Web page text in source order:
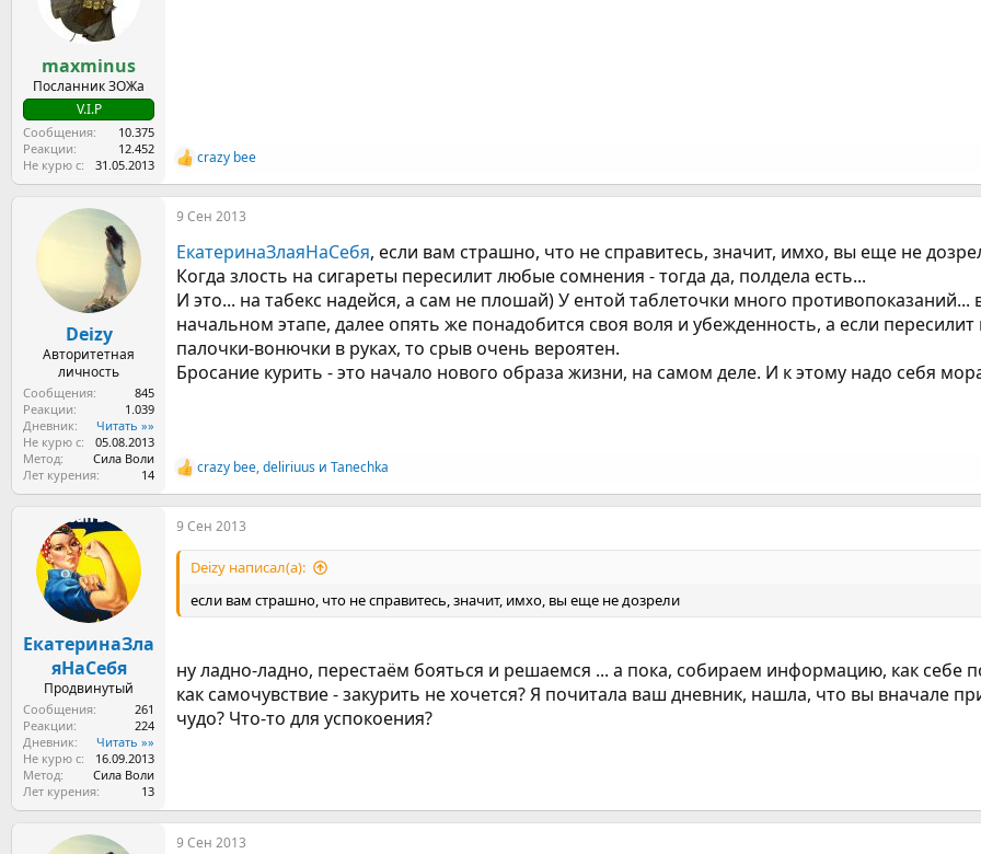
maxminus
Посланник ЗОЖа
V.I.P
Сообщения
10.375
Реакции
12.452
Не курю с
31.05.2013
Р
е
а
к
и
и
:
crazy bee
Deizy
Авторитетная
личность
Сообщения
845
Реакции
1.039
Дневник
Читать »»
Не курю с
05.08.2013
Метод
Сила Воли
Лет курения
14
9 Сен 2013
ЕкатеринаЗлаяНаСебя, если вам страшно, что не справитесь, значит, имхо, вы еще не
Когда злость на сигареты пересилит любые сомнения - тогда да, полдела есть...
И это... на табекс надейся, а сам не плошай) У ентой таблеточки много
начальном этапе, далее опять же понадобится своя воля и убежденность, а если
палочки-вонючки в руках, то срыв очень вероятен.
Бросание курить - это начало нового образа жизни, на самом деле. И к этому надо себя
Р
е
а
к
crazy bee,deliriuus и Tanechka
ЕкатеринаЗла
яНаСебя
Продвинутый
Сообщения
261
Реакции
224
Дневник
Читать »»
Не курю с
16.09.2013
Метод
Сила Воли
Лет курения
13
9 Сен 2013
Deizy написал(а):
если вам страшно, что не справитесь, значит, имхо, вы еще не дозрели
ну ладно-ладно, перестаём бояться и решаемся ... а пока, собираем информацию, как себе
как самочувствие - закурить не хочется? Я почитала ваш дневник, нашла, что вы вначале
чудо? Что-то для успокоения?
9 Сен 2013